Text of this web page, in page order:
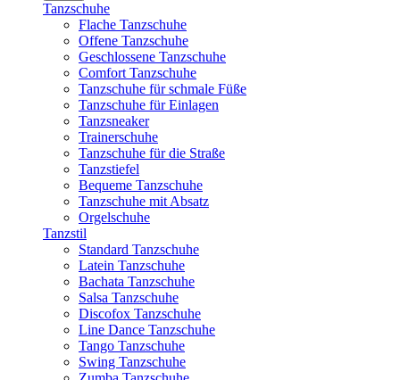
Tanzschuhe
Flache Tanzschuhe
Offene Tanzschuhe
Geschlossene Tanzschuhe
Comfort Tanzschuhe
Tanzschuhe für schmale Füße
Tanzschuhe für Einlagen
Tanzsneaker
Trainerschuhe
Tanzschuhe für die Straße
Tanzstiefel
Bequeme Tanzschuhe
Tanzschuhe mit Absatz
Orgelschuhe
Tanzstil
Standard Tanzschuhe
Latein Tanzschuhe
Bachata Tanzschuhe
Salsa Tanzschuhe
Discofox Tanzschuhe
Line Dance Tanzschuhe
Tango Tanzschuhe
Swing Tanzschuhe